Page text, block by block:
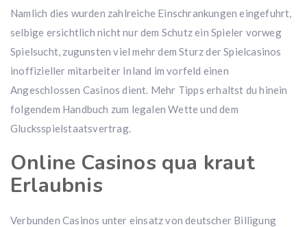
Namlich dies wurden zahlreiche Einschrankungen eingefuhrt,
selbige ersichtlich nicht nur dem Schutz ein Spieler vorweg
Spielsucht, zugunsten viel mehr dem Sturz der Spielcasinos
inoffizieller mitarbeiter Inland im vorfeld einen
Angeschlossen Casinos dient. Mehr Tipps erhaltst du hinein
folgendem Handbuch zum legalen Wette und dem
Glucksspielstaatsvertrag.
Online Casinos qua kraut
Erlaubnis
Verbunden Casinos unter einsatz von deutscher Billigung